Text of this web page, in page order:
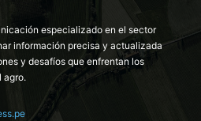
especializado en el sector
información precisa y actualizada
y desafíos que enfrentan los
agro.